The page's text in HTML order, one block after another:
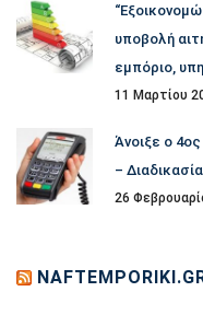
υποβολή
εμπόριο,
11 Μαρτίου
Άνοιξε ο
–
26